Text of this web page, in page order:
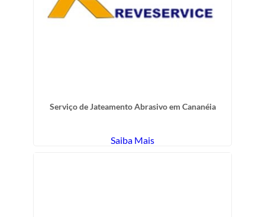
Serviço de Jateamento Abrasivo em Cananéia
Saiba Mais